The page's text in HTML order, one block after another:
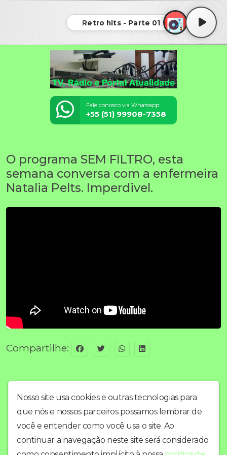
Retro hits - Parte 01
Fale conosco via Whatsapp:
+55 (51) 99908-7358
O programa SEM FILTRO, esta
semana conversa com a enfermeira
Natalia Pelts. Imperdivel.
Compartilhe:
Nosso site usa cookies e outras tecnologias para
que nós e nossos parceiros possamos lembrar de
você e entender como você usa o site. Ao
continuar a navegação neste site será considerado